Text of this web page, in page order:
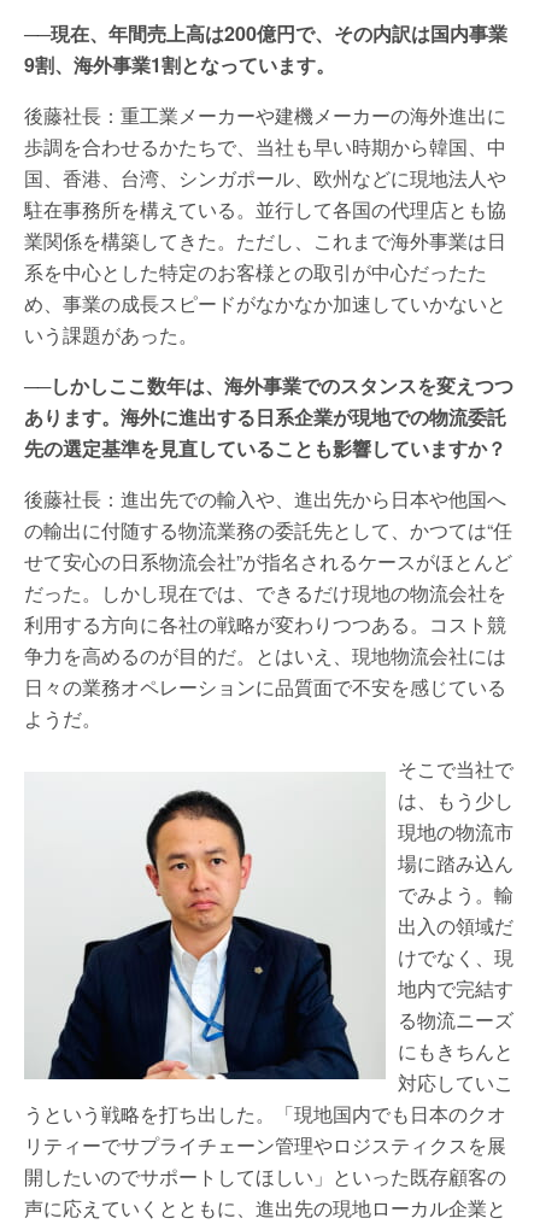
──現在、年間売上高は200億円で、その内訳は国内事業
9割、海外事業1割となっています。
後藤社長：重工業メーカーや建機メーカーの海外進出に
歩調を合わせるかたちで、当社も早い時期から韓国、中
国、香港、台湾、シンガポール、欧州などに現地法人や
駐在事務所を構えている。並行して各国の代理店とも協
業関係を構築してきた。ただし、これまで海外事業は日
系を中心とした特定のお客様との取引が中心だったた
め、事業の成長スピードがなかなか加速していかないと
いう課題があった。
──しかしここ数年は、海外事業でのスタンスを変えつつ
あります。海外に進出する日系企業が現地での物流委託
先の選定基準を見直していることも影響していますか？
後藤社長：進出先での輸入や、進出先から日本や他国へ
の輸出に付随する物流業務の委託先として、かつては“任
せて安心の日系物流会社”が指名されるケースがほとんど
だった。しかし現在では、できるだけ現地の物流会社を
利用する方向に各社の戦略が変わりつつある。コスト競
争力を高めるのが目的だ。とはいえ、現地物流会社には
日々の業務オペレーションに品質面で不安を感じている
ようだ。
そこで当社で
は、もう少し
現地の物流市
場に踏み込ん
でみよう。輸
出入の領域だ
けでなく、現
地内で完結す
る物流ニーズ
にもきちんと
対応していこ
うという戦略を打ち出した。「現地国内でも日本のクオ
リティーでサプライチェーン管理やロジスティクスを展
開したいのでサポートしてほしい」といった既存顧客の
声に応えていくとともに、進出先の現地ローカル企業と